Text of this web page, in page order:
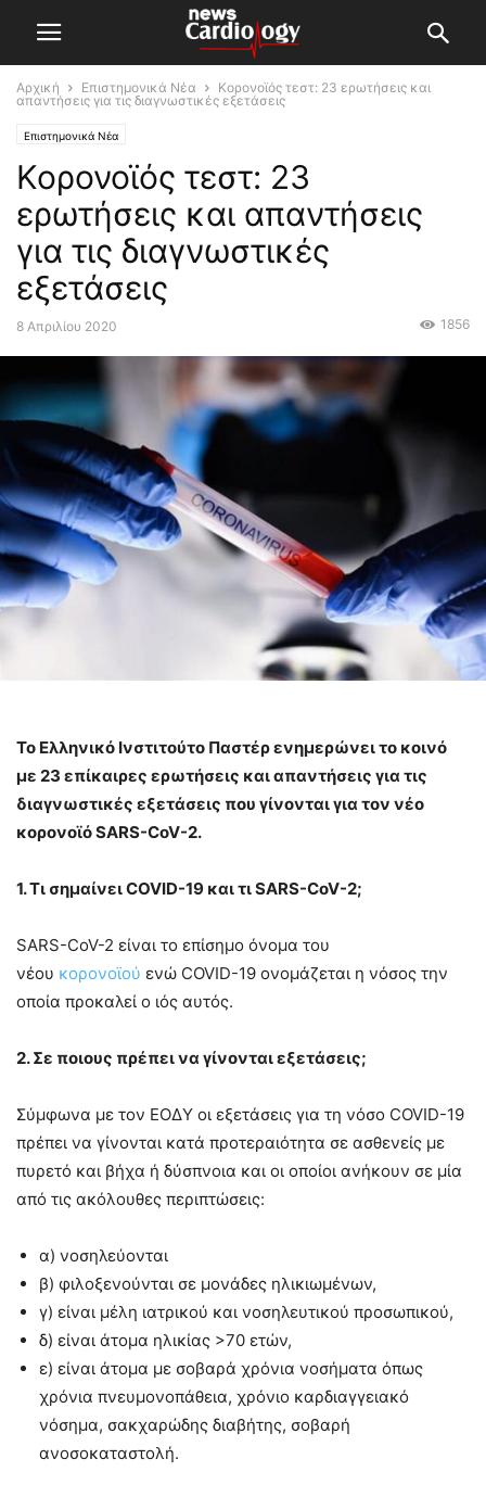
Αρχική Επιστημονικά Νέα
Κορονοϊός τεστ: 23 ερωτήσεις και
απαντήσεις για τις διαγνωστικές εξετάσεις
Επιστημονικά Νέα
Κορονοϊός τεστ: 23
ερωτήσεις και απαντήσεις
για τις διαγνωστικές
εξετάσεις
8 Απριλίου 2020 1856
Το Ελληνικό Ινστιτούτο Παστέρ ενημερώνει το κοινό
με 23 επίκαιρες ερωτήσεις και απαντήσεις για τις
διαγνωστικές εξετάσεις που γίνονται για τον νέο
κορονοϊό SARS-CoV-2.
1. Τι σημαίνει COVID-19 και τι SARS-CoV-2;
SARS-CoV-2 είναι το επίσημο όνομα του
νέου κορονοϊού ενώ COVID-19 ονομάζεται η νόσος την
οποία προκαλεί ο ιός αυτός.
2. Σε ποιους πρέπει να γίνονται εξετάσεις;
Σύμφωνα με τον ΕΟΔΥ οι εξετάσεις για τη νόσο COVID-19
πρέπει να γίνονται κατά προτεραιότητα σε ασθενείς με
πυρετό και βήχα ή δύσπνοια και οι οποίοι ανήκουν σε μία
από τις ακόλουθες περιπτώσεις:
α) νοσηλεύονται
β) φιλοξενούνται σε μονάδες ηλικιωμένων,
γ) είναι μέλη ιατρικού και νοσηλευτικού προσωπικού,
δ) είναι άτομα ηλικίας >70 ετών,
ε) είναι άτομα με σοβαρά χρόνια νοσήματα όπως
χρόνια πνευμονοπάθεια, χρόνιο καρδιαγγειακό
νόσημα, σακχαρώδης διαβήτης, σοβαρή
ανοσοκαταστολή.